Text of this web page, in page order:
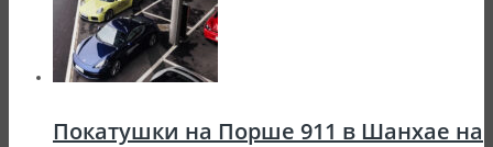
Покатушки на Порше 911 в Шанхае на